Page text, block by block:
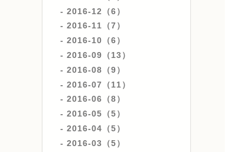
2016-12（6）
2016-11（7）
2016-10（6）
2016-09（13）
2016-08（9）
2016-07（11）
2016-06（8）
2016-05（5）
2016-04（5）
2016-03（5）